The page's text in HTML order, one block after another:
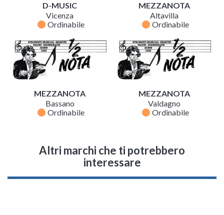
D-MUSIC
Vicenza
fiber_manual_record Ordinabile
MEZZANOTA
Altavilla
fiber_manual_record Ordinabile
MEZZANOTA
Bassano
fiber_manual_record Ordinabile
MEZZANOTA
Valdagno
fiber_manual_record Ordinabile
Altri marchi che ti potrebbero
interessare